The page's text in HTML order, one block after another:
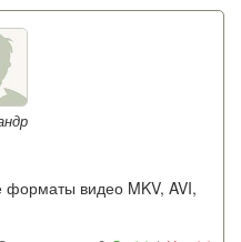
форматы видео MKV, AVI,